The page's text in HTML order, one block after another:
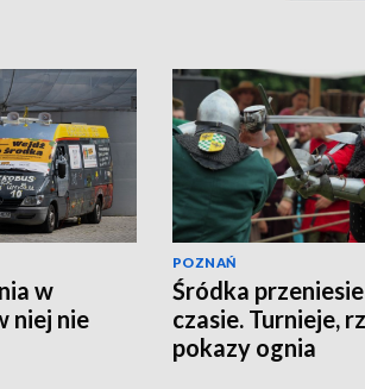
w
niej nie
POZNAŃ
Śródka
czasie. Turnieje,
pokazy ognia